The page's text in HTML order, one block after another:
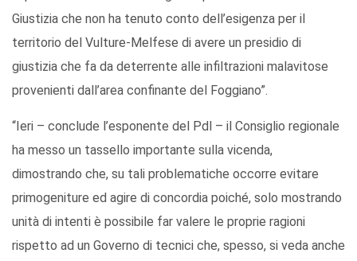
Giustizia che non ha tenuto conto dell’esigenza per il
territorio del Vulture-Melfese di avere un presidio di
giustizia che fa da deterrente alle infiltrazioni malavitose
provenienti dall’area confinante del Foggiano”.
“Ieri – conclude l’esponente del Pdl – il Consiglio regionale
ha messo un tassello importante sulla vicenda,
dimostrando che, su tali problematiche occorre evitare
primogeniture ed agire di concordia poiché, solo mostrando
unità di intenti è possibile far valere le proprie ragioni
rispetto ad un Governo di tecnici che, spesso, si veda anche